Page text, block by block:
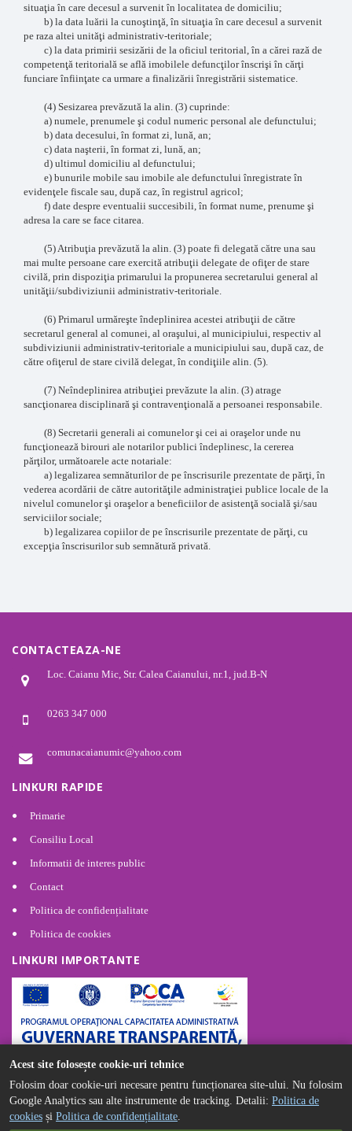
situaţia în care decesul a survenit în localitatea de domiciliu;
b) la data luării la cunoştinţă, în situaţia în care decesul a survenit
pe raza altei unităţi administrativ-teritoriale;
c) la data primirii sesizării de la oficiul teritorial, în a cărei rază de
competenţă teritorială se află imobilele defuncţilor înscrişi în cărţi
funciare înfiinţate ca urmare a finalizării înregistrării sistematice.
(4) Sesizarea prevăzută la alin. (3) cuprinde:
a) numele, prenumele şi codul numeric personal ale defunctului;
b) data decesului, în format zi, lună, an;
c) data naşterii, în format zi, lună, an;
d) ultimul domiciliu al defunctului;
e) bunurile mobile sau imobile ale defunctului înregistrate în
evidenţele fiscale sau, după caz, în registrul agricol;
f) date despre eventualii succesibili, în format nume, prenume şi
adresa la care se face citarea.
(5) Atribuţia prevăzută la alin. (3) poate fi delegată către una sau
mai multe persoane care exercită atribuţii delegate de ofiţer de stare
civilă, prin dispoziţia primarului la propunerea secretarului general al
unităţii/subdiviziunii administrativ-teritoriale.
(6) Primarul urmăreşte îndeplinirea acestei atribuţii de către
secretarul general al comunei, al oraşului, al municipiului, respectiv al
subdiviziunii administrativ-teritoriale a municipiului sau, după caz, de
către ofiţerul de stare civilă delegat, în condiţiile alin. (5).
(7) Neîndeplinirea atribuţiei prevăzute la alin. (3) atrage
sancţionarea disciplinară şi contravenţională a persoanei responsabile.
(8) Secretarii generali ai comunelor şi cei ai oraşelor unde nu
funcţionează birouri ale notarilor publici îndeplinesc, la cererea
părţilor, următoarele acte notariale:
a) legalizarea semnăturilor de pe înscrisurile prezentate de părţi, în
vederea acordării de către autorităţile administraţiei publice locale de la
nivelul comunelor şi oraşelor a beneficiilor de asistenţă socială şi/sau
serviciilor sociale;
b) legalizarea copiilor de pe înscrisurile prezentate de părţi, cu
excepţia înscrisurilor sub semnătură privată.
CONTACTEAZA-NE
Loc. Caianu Mic, Str. Calea Caianului, nr.1, jud.B-N
0263 347 000
comunacaianumic@yahoo.com
LINKURI RAPIDE
Primarie
Consiliu Local
Informatii de interes public
Contact
Politica de confidențialitate
Politica de cookies
LINKURI IMPORTANTE
Acest site folosește cookie-uri tehnice
Folosim doar cookie-uri necesare pentru funcționarea site-ului. Nu folosim
Google Analytics sau alte instrumente de tracking. Detalii: Politica de
cookies și Politica de confidențialitate.